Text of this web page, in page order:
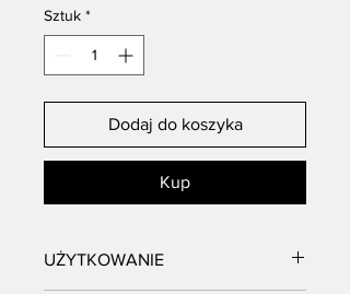
Sztuk *
Dodaj do koszyka
Kup
UŻYTKOWANIE